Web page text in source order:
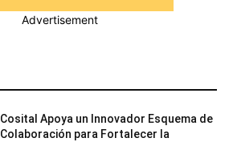
Cosital Apoya un Innovador Esquema de
Colaboración para Fortalecer la